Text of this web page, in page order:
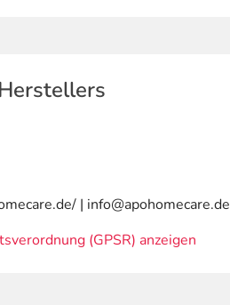
| info@apohomecare.de
(GPSR) anzeigen